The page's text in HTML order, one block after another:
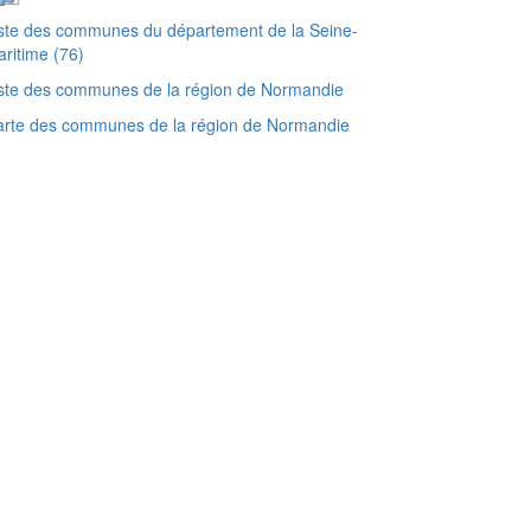
des communes du département de la Seine-
(76)
des communes de la région de Normandie
des communes de la région de Normandie